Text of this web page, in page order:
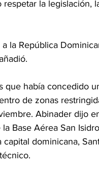
la legislación,
la República
que había concedido
de zonas
Abinader dijo
Base Aérea San
dominicana,